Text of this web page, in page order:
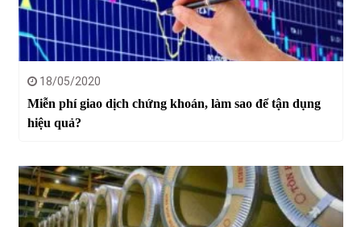
18/05/2020
Miễn phí giao dịch chứng khoán, làm sao để tận dụng
hiệu quả?